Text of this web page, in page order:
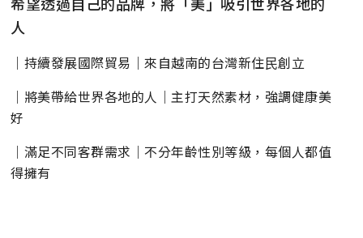
人
｜持續發展國際貿易｜來自越南的台灣新住⺠創立
｜將美帶給世界各地的人｜主打天然素材，強調健康美
好
｜滿足不同客群需求｜不分年齡性別等級，每個人都值
得擁有